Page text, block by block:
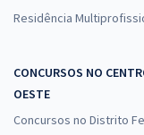
Residência
CONCURSOS NO
OESTE
Concursos no Distrito